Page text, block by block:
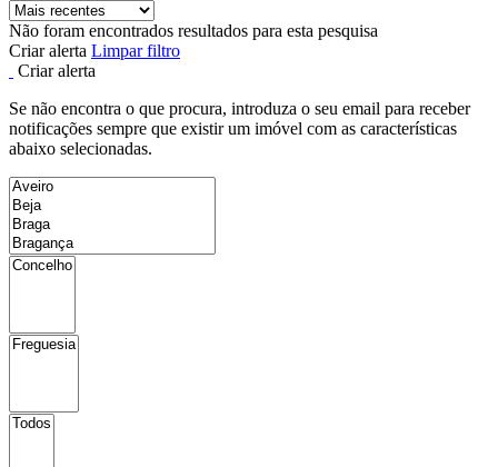
Não foram encontrados resultados para esta pesquisa
Criar alerta Limpar filtro
Criar alerta
Se não encontra o que procura, introduza o seu email para receber
notificações sempre que existir um imóvel com as características
abaixo selecionadas.